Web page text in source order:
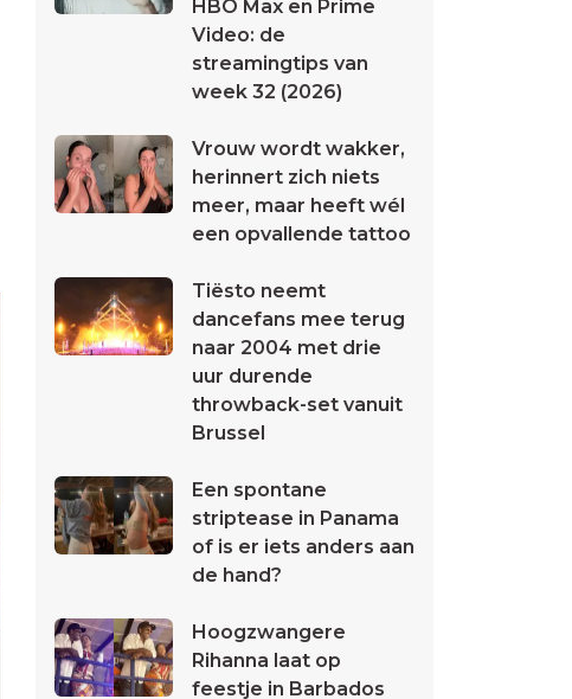
HBO Max en Prime
Video: de
streamingtips van
week 32 (2026)
Vrouw wordt wakker,
herinnert zich niets
meer, maar heeft wél
een opvallende tattoo
Tiësto neemt
dancefans mee terug
naar 2004 met drie
uur durende
throwback-set vanuit
Brussel
Een spontane
striptease in Panama
of is er iets anders aan
de hand?
Hoogzwangere
Rihanna laat op
feestje in Barbados